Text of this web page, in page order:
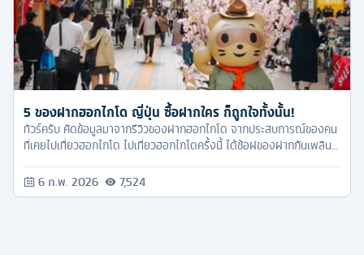
5 ของฝากฮอกไกโด ญี่ปุ่น ซื้อฝากใคร ก็ถูกใจทั้งนั้น!
ทัวร์ครับ คัดข้อมูลมาจากรีวิวของฝากฮอกไกโด จากประสบการณ์ของคน
ที่เคยไปเที่ยวฮอกไกโด ไปเที่ยวฮอกไกโดครั้งนี้ ได้ช้อฝของฝากกันเพลิน
6 ก.พ. 2026 7,524